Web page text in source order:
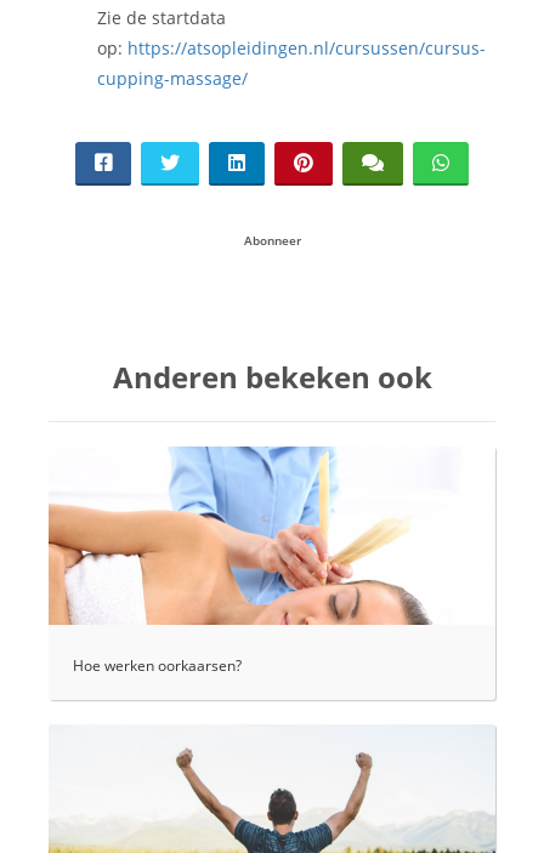
Zie de startdata
op: https://atsopleidingen.nl/cursussen/cursus-
cupping-massage/
Abonneer
Anderen bekeken ook
Hoe werken oorkaarsen?